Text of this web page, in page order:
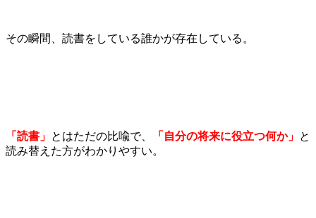
その瞬間、読書をしている誰かが存在している。
「読書」 とはただの比喩で、 「自分の将来に役立つ何か」 と
読み替えた方がわかりやすい。